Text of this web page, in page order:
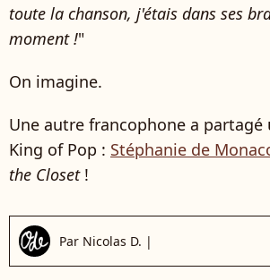
toute la chanson, j'étais dans ses
moment !"
On imagine.
Une autre francophone a partagé
King of Pop : Stéphanie de
the Closet !
Par Nicolas D. |